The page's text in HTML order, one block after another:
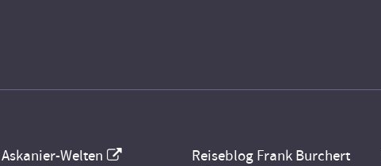
Askanier-Welten Reiseblog Frank Burchert